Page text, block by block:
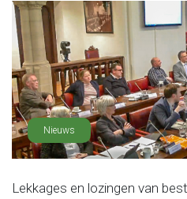
Nieuws
Lekkages en lozingen van